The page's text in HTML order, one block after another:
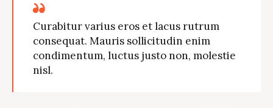
Curabitur varius eros et lacus rutrum
consequat. Mauris sollicitudin enim
condimentum, luctus justo non, molestie
nisl.